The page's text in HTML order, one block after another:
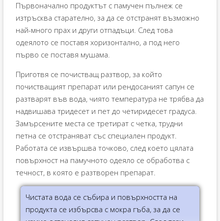
Първоначално продуктът с памучен пълнеж се
изтръсква старателно, за да се отстранят възможно
най-много прах и други отпадъци. След това
одеялото се поставя хоризонтално, а под него
първо се поставя мушама.
Приготвя се почистващ разтвор, за който
почистващият препарат или рендосаният сапун се
разтварят във вода, чиято температура не трябва да
надвишава тридесет и пет до четиридесет градуса.
Замърсените места се третират с четка, трудни
петна се отстраняват със специален продукт.
Работата се извършва точково, след което цялата
повърхност на памучното одеяло се обработва с
течност, в която е разтворен препарат.
Чистата вода се събира и повърхността на
продукта се избърсва с мокра гъба, за да се